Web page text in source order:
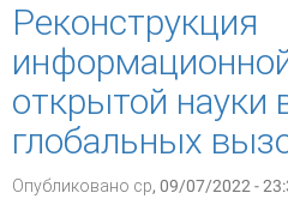
Реконструкция
открытой науки
глобальных
Опубликовано ср, 09/07/2022 -